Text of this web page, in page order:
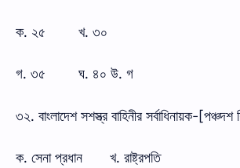
ক. ২৫ খ. ৩০
গ. ৩৫ ঘ. ৪০ উ. গ
৩২. বাংলাদেশ সশস্ত্র বাহিনীর সর্বাধিনায়ক-
ক. সেনা প্রধান খ. রাষ্ট্রপতি